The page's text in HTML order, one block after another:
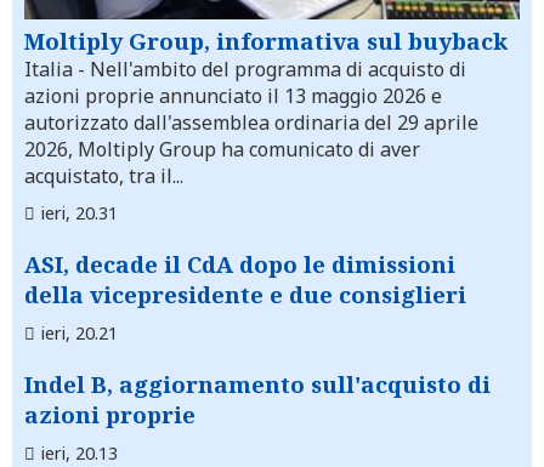
Moltiply Group, informativa sul buyback
Italia - Nell'ambito del programma di acquisto di
azioni proprie annunciato il 13 maggio 2026 e
autorizzato dall'assemblea ordinaria del 29 aprile
2026, Moltiply Group ha comunicato di aver
acquistato, tra il...
ieri, 20.31
ASI, decade il CdA dopo le dimissioni
della vicepresidente e due consiglieri
ieri, 20.21
Indel B, aggiornamento sull'acquisto di
azioni proprie
ieri, 20.13